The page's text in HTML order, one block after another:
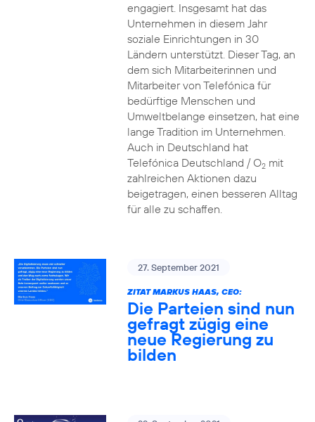
engagiert. Insgesamt hat das
Unternehmen in diesem Jahr
soziale Einrichtungen in 30
Ländern unterstützt. Dieser Tag, an
dem sich Mitarbeiterinnen und
Mitarbeiter von Telefónica für
bedürftige Menschen und
Umweltbelange einsetzen, hat eine
lange Tradition im Unternehmen.
Auch in Deutschland hat
Telefónica Deutschland / O2mit
zahlreichen Aktionen dazu
beigetragen, einen besseren Alltag
für alle zu schaffen.
27. September 2021
ZITAT MARKUS HAAS, CEO:
Die Parteien sind nun
gefragt zügig eine
neue Regierung zu
bilden